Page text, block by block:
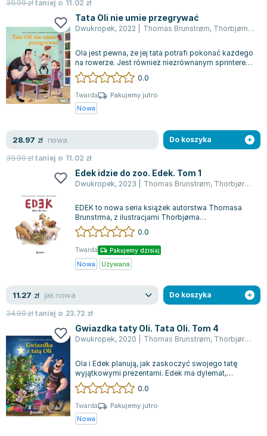
Książki o naukach politycznych dla studentów
Książki do nauk przyrodniczych dla studentów
Książki do nauk społecznych dla studentów
Książki do nauk ścisłych dla studentów
Prawo - książki dla studentów
Technologia żywności - książki
Zarządzanie i marketing - książki
Podręczniki dla nauczycieli - metodyka
Repetytoria, testy i materiały pomocnicze
Bolesław Prus
Clive Cussler
Wanda Chotomska
Józef Ignacy Kraszewski
Clive Staples Lewis
Martyna Wojciechowska
Melissa De la Cruz
Jaś Kapela
Agatha Christie
Witold Gadowski
Jan Pietrzak
Marcin Kowalczyk
Piotr Zychowicz
Joanna Jabłczyńska
Piotr Kościelny
Agata Passent
Michel Moran
Maciej Orłoś
Jo Nesbo
Katarzyna Miller
Antoine de Saint Exupery
Lew Tołstoj
Mark Twain
Marcin Meller
39.99złtaniej o 11.02 zł
Tata Oli nie umie przegrywać
Dwukropek, 2022 Thomas Brunstrøm, Thorbjørn Christoffersen
Ola jest pewna, że jej tata potrafi pokonać każdego
na rowerze. Jest również niezrównanym sprinterem
i niewątpliwie mistrzem w poc...
0.0
Twarda
Pakujemy jutro
Nowa
28.97 zł nowa
39.99złtaniej o 11.02 zł
Do koszyka
Edek idzie do zoo. Edek. Tom 1
Dwukropek, 2023 Thomas Brunstrøm, Thorbjørn Christoffersen
EDEK to nowa seria książek autorstwa Thomasa
Brunstrma, z ilustracjami Thorbjørna
Christoffersena, skierowana do najmłodszych
czyt...
0.0
Twarda Pakujemy dzisiaj
Nowa Używana
11.27 zł jak nowa
34.99złtaniej o 23.72 zł
Do koszyka
Gwiazdka taty Oli. Tata Oli. Tom 4
Dwukropek, 2020 Thomas Brunstrøm, Thorbjørn Christoffersen
Ola i Edek planują, jak zaskoczyć swojego tatę
wyjątkowymi prezentami. Edek ma dylemat,
ponieważ nie jest pewien, co mogłoby spraw...
0.0
Twarda
Pakujemy jutro
Nowa